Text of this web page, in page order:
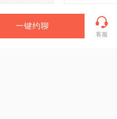
一键约聊
客服